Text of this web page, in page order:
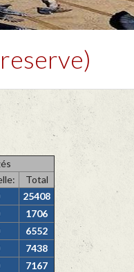
Total
25408
1706
6552
7438
7167